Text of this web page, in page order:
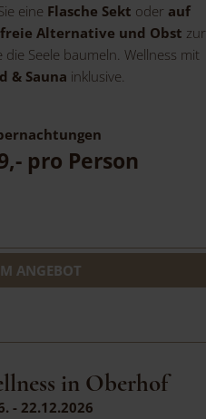
eine Flasche Sekt oder auf
Alternative und Obst zur
die Seele baumeln. Wellness mit
& Sauna inklusive.
pro Person
ANGEBOT
in Oberhof
- 22.12.2026